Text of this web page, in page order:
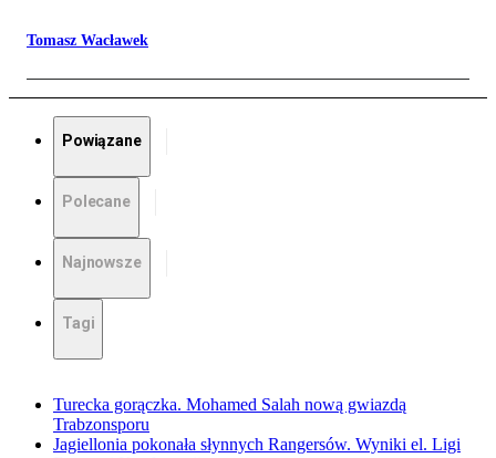
Tomasz Wacławek
Powiązane
Polecane
Najnowsze
Tagi
Turecka gorączka. Mohamed Salah nową gwiazdą
Trabzonsporu
Jagiellonia pokonała słynnych Rangersów. Wyniki el. Ligi